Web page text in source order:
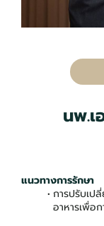
นพ.เ
แนวทางการรักษา
การปรับเป
อาหารเพื่อ